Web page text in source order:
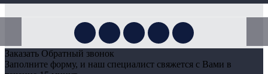
Заказать Обратный звонок
Заполните форму, и наш специалист свяжется с Вами в